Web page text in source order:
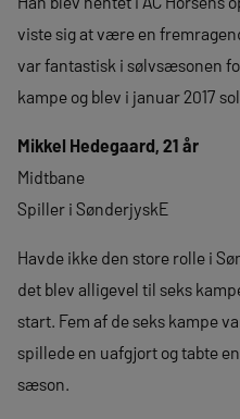
viste sig at være en
var fantastisk i sølvsæsonen
kampe og blev i januar 2017
Mikkel Hedegaard, 21 år
Midtbane
Spiller i SønderjyskE
Havde ikke den store rolle i
det blev alligevel til seks
start. Fem af de seks kampe
spillede en uafgjort og tabte
sæson.